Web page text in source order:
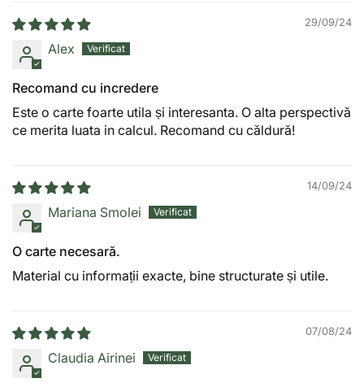
29/09/24
Alex
Recomand cu incredere
Este o carte foarte utila și interesanta. O alta perspectivă
ce merita luata in calcul. Recomand cu căldură!
14/09/24
Mariana Smolei
O carte necesară.
Material cu informații exacte, bine structurate și utile.
07/08/24
Claudia Airinei